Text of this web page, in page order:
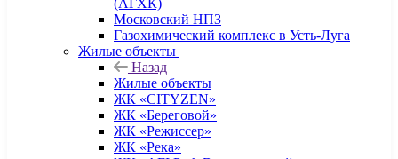
(АГХК)
Московский НПЗ
Газохимический комплекс в Усть-Луга
Жилые объекты
Назад
Жилые объекты
ЖК «CITYZEN»
ЖК «Береговой»
ЖК «Режиссер»
ЖК «Река»